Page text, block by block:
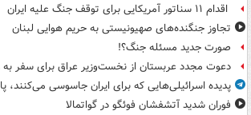
اقدام ۱۱ سناتور آمریکایی برای توقف جنگ علیه ایران
تجاوز جنگنده‌های صهیونیستی به حریم هوایی لبنان
صورت جدید مسئله جنگ؟!
دعوت مجدد عربستان از نخست‌وزیر عراق برای سفر
پدیده اسرائیلی‌هایی که برای ایران جاسوسی می‌کنند،
فوران شدید آتشفشان فوئگو در گواتمالا